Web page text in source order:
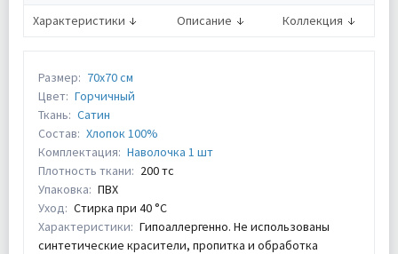
Характеристики Описание Коллекция
Размер: 70х70 см
Цвет: Горчичный
Ткань: Сатин
Состав: Хлопок 100%
Комплектация: Наволочка 1 шт
Плотность ткани: 200 тс
Упаковка: ПВХ
Уход: Стирка при 40 °С
Характеристики: Гипоаллергенно. Не использованы
синтетические красители, пропитка и обработка